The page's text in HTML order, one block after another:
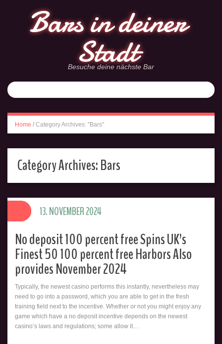
Bars in deiner
Stadt
Besuche deine nächste Bar
Home / Category Archives: "Bars"
Category Archives:Bars
No deposit 100 percent free Spins UK’s
Finest 50 100 percent free Harbors Also
provides November 2024
Typically, the newest casino performs this instantly, nevertheless may
need to go into a password, which you are able to get in the fresh
training field next to the incentive. Whether or not you might enjoy any
game which have a no deposit incentive depends on the newest
casino’s laws and regulations; some allow it…
13. NOVEMBER 2024
Save http://barsindeinerstadt.de/category/bars/">